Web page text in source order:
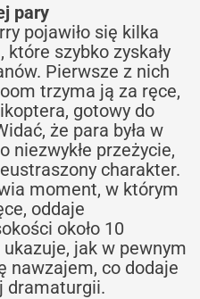
pary
pojawiło się kilka
szybko zyskały
Pierwsze z nich
trzyma ją za ręce,
gotowy do
że para była w
niezwykłe przeżycie,
charakter.
moment, w którym
oddaje
około 10
jak w pewnym
nawzajem, co dodaje
dramaturgii.